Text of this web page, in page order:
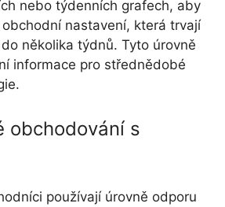
nebo týdenních grafech, aby
nastavení, která trvají
několika týdnů. Tyto úrovně
informace pro střednědobé
obchodování s
používají úrovně odporu